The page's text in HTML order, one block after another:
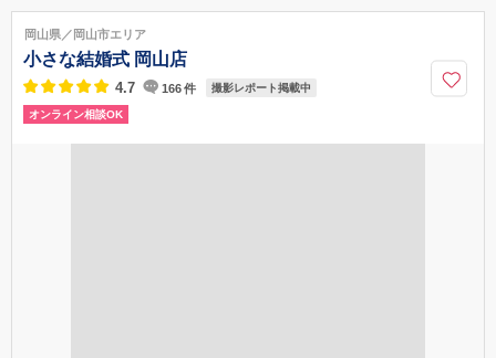
055-971-1122
岡山県／岡山市エリア
小さな結婚式 岡山店
4.7 166件 撮影レポート掲載中
オンライン相談OK